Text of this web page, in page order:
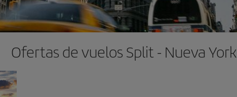
Ofertas de vuelos Split - Nueva York